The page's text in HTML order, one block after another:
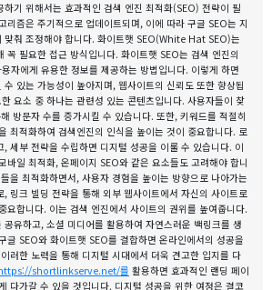
기 위해서는 효과적인 검색 엔진 최적화(SEO) 전략이 필
리즘은 주기적으로 업데이트되며, 이에 따라 구글 SEO는 지
맞춰 조정해야 합니다. 화이트햇 SEO(White Hat SEO)는
꼭 필요한 접근 방식입니다. 화이트햇 SEO는 검색 엔진의
자에게 유용한 정보를 제공하는 방법입니다. 이렇게 하면
있는 가능성이 높아지며, 웹사이트의 신뢰도 또한 향상됩
요소 중 하나는 관련성 있는 콘텐츠입니다. 사용자들이 찾
방문자 수를 증가시킬 수 있습니다. 또한, 키워드를 적절히
최적화하여 검색엔진의 인식을 높이는 것이 중요합니다. 로
세부 전략을 수립하면 디지털 성공을 이룰 수 있습니다. 이
바일 최적화, 온페이지 SEO와 같은 요소들도 고려해야 합니
을 최적화하면서, 사용자 경험을 높이는 방향으로 나아가는
링크 빌딩 전략을 통해 외부 웹사이트에서 자신의 사이트로
요합니다. 이는 검색 엔진에서 사이트의 권위를 높여줍니다.
공유하고, 소셜 미디어를 활용하여 자연스러운 백링크를 생
글 SEO와 화이트햇 SEO를 결합하면 온라인에서의 성공을
러한 노력을 통해 디지털 시대에서 더욱 견고한 입지를 다
shortlinkserve.net/를 활용하면 효과적인 랜딩 페이
다가갈 수 있을 것입니다. 디지털 성공을 위한 여정은 결코